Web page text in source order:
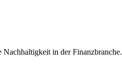
in der Finanzbranche.